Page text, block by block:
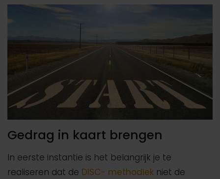
Gedrag in kaart brengen
In eerste instantie is het belangrijk je te
realiseren dat de DISC- methodiek niet de